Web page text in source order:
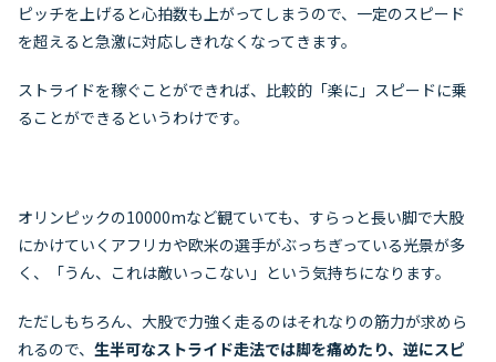
ピッチを上げると心拍数も上がってしまうので、一定のスピード
を超えると急激に対応しきれなくなってきます。
ストライドを稼ぐことができれば、比較的「楽に」スピードに乗
ることができるというわけです。
オリンピックの10000mなど観ていても、すらっと長い脚で大股
にかけていくアフリカや欧米の選手がぶっちぎっている光景が多
く、「うん、これは敵いっこない」という気持ちになります。
ただしもちろん、大股で力強く走るのはそれなりの筋力が求めら
れるので、 生半可なストライド走法では脚を痛めたり、逆にスピ